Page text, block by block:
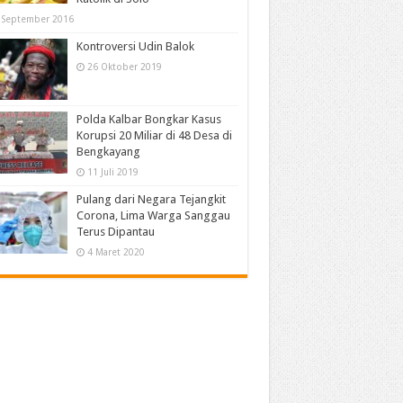
2016
Kontroversi Udin Balok
26 Oktober 2019
Polda Kalbar Bongkar Kasus
Korupsi 20 Miliar di 48 Desa di
Bengkayang
11 Juli 2019
Pulang dari Negara Tejangkit
Corona, Lima Warga Sanggau
Terus Dipantau
4 Maret 2020